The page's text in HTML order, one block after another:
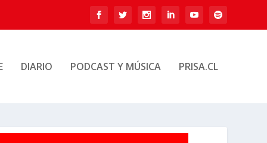
DIARIO PODCAST Y MÚSICA PRISA.CL